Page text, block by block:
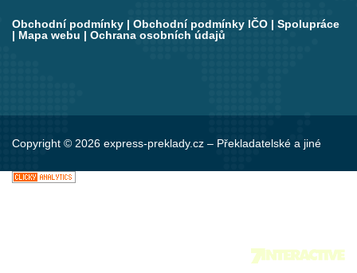
Obchodní podmínky | Obchodní podmínky IČO | Spolupráce
| Mapa webu | Ochrana osobních údajů
Copyright © 2026 express-preklady.cz – Překladatelské a jiné